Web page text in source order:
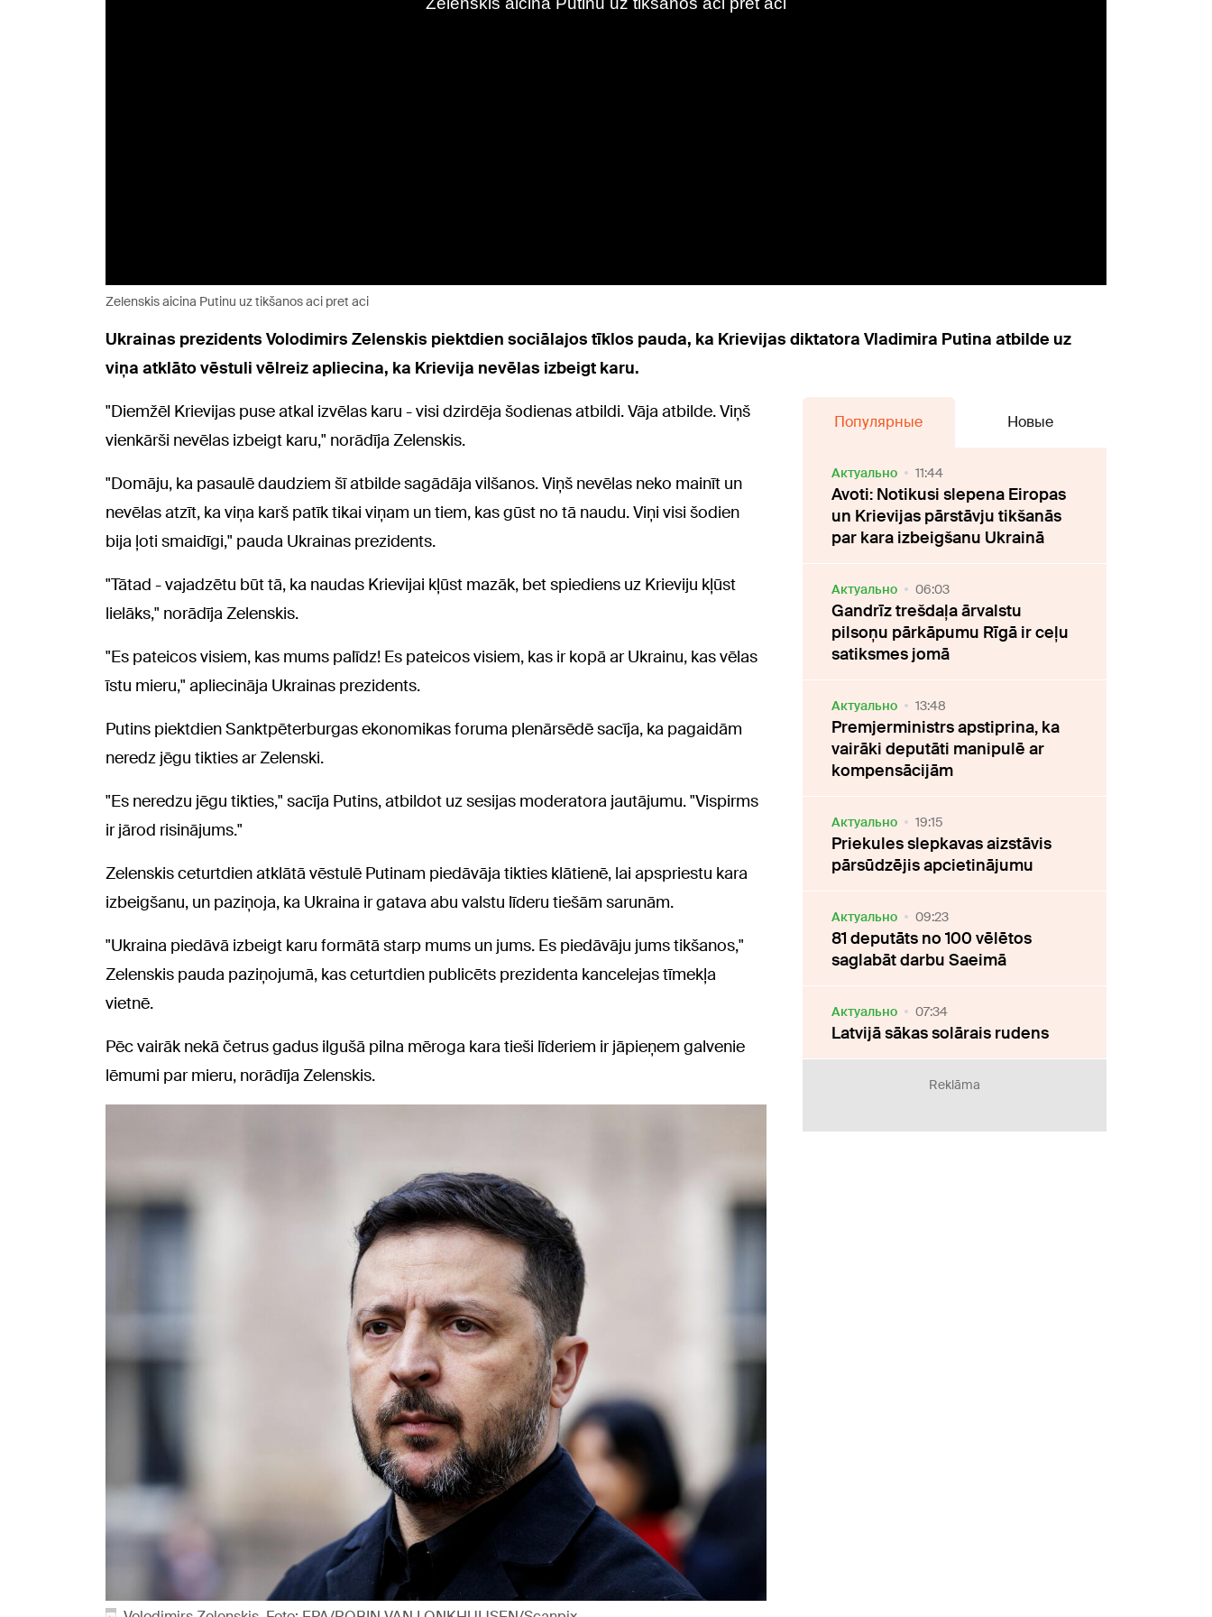
Zelenskis aicina Putinu uz tikšanos aci pret aci
Ukrainas prezidents Volodimirs Zelenskis piektdien sociālajos tīklos pauda, ka Krievijas diktatora Vladimira Putina atbilde uz
viņa atklāto vēstuli vēlreiz apliecina, ka Krievija nevēlas izbeigt karu.
"Diemžēl Krievijas puse atkal izvēlas karu - visi dzirdēja šodienas atbildi. Vāja atbilde. Viņš
vienkārši nevēlas izbeigt karu," norādīja Zelenskis.
"Domāju, ka pasaulē daudziem šī atbilde sagādāja vilšanos. Viņš nevēlas neko mainīt un
nevēlas atzīt, ka viņa karš patīk tikai viņam un tiem, kas gūst no tā naudu. Viņi visi šodien
bija ļoti smaidīgi," pauda Ukrainas prezidents.
"Tātad - vajadzētu būt tā, ka naudas Krievijai kļūst mazāk, bet spiediens uz Krieviju kļūst
lielāks," norādīja Zelenskis.
"Es pateicos visiem, kas mums palīdz! Es pateicos visiem, kas ir kopā ar Ukrainu, kas vēlas
īstu mieru," apliecināja Ukrainas prezidents.
Putins piektdien Sanktpēterburgas ekonomikas foruma plenārsēdē sacīja, ka pagaidām
neredz jēgu tikties ar Zelenski.
"Es neredzu jēgu tikties," sacīja Putins, atbildot uz sesijas moderatora jautājumu. "Vispirms
ir jārod risinājums."
Zelenskis ceturtdien atklātā vēstulē Putinam piedāvāja tikties klātienē, lai apspriestu kara
izbeigšanu, un paziņoja, ka Ukraina ir gatava abu valstu līderu tiešām sarunām.
"Ukraina piedāvā izbeigt karu formātā starp mums un jums. Es piedāvāju jums tikšanos,"
Zelenskis pauda paziņojumā, kas ceturtdien publicēts prezidenta kancelejas tīmekļa
vietnē.
Pēc vairāk nekā četrus gadus ilgušā pilna mēroga kara tieši līderiem ir jāpieņem galvenie
lēmumi par mieru, norādīja Zelenskis.
Популярные Новые
Актуально 11:44
Avoti: Notikusi slepena Eiropas
un Krievijas pārstāvju tikšanās
par kara izbeigšanu Ukrainā
Актуально 06:03
Gandrīz trešdaļa ārvalstu
pilsoņu pārkāpumu Rīgā ir ceļu
satiksmes jomā
Актуально 13:48
Premjerministrs apstiprina, ka
vairāki deputāti manipulē ar
kompensācijām
Актуально 19:15
Priekules slepkavas aizstāvis
pārsūdzējis apcietinājumu
Актуально 09:23
81 deputāts no 100 vēlētos
saglabāt darbu Saeimā
Актуально 07:34
Latvijā sākas solārais rudens
Reklāma